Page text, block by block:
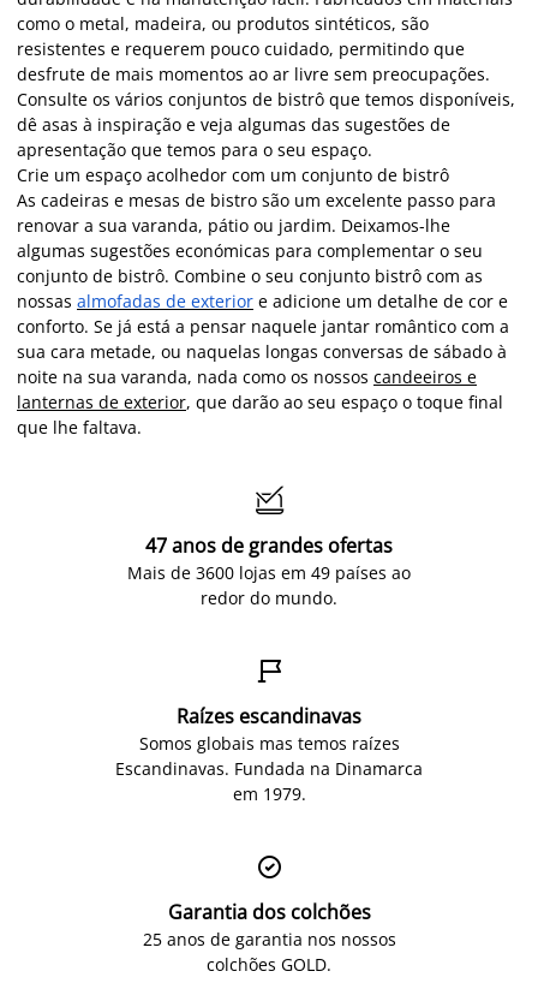
como o metal, madeira, ou produtos sintéticos, são
resistentes e requerem pouco cuidado, permitindo que
desfrute de mais momentos ao ar livre sem preocupações.
Consulte os vários conjuntos de bistrô que temos disponíveis,
dê asas à inspiração e veja algumas das sugestões de
apresentação que temos para o seu espaço.
Crie um espaço acolhedor com um conjunto de bistrô
As cadeiras e mesas de bistro são um excelente passo para
renovar a sua varanda, pátio ou jardim. Deixamos-lhe
algumas sugestões económicas para complementar o seu
conjunto de bistrô. Combine o seu conjunto bistrô com as
nossas almofadas de exterior e adicione um detalhe de cor e
conforto. Se já está a pensar naquele jantar romântico com a
sua cara metade, ou naquelas longas conversas de sábado à
noite na sua varanda, nada como os nossos candeeiros e
lanternas de exterior, que darão ao seu espaço o toque final
que lhe faltava.

47 anos de grandes ofertas
Mais de 3600 lojas em 49 países ao
redor do mundo.

Raízes escandinavas
Somos globais mas temos raízes
Escandinavas. Fundada na Dinamarca
em 1979.

Garantia dos colchões
25 anos de garantia nos nossos
colchões GOLD.